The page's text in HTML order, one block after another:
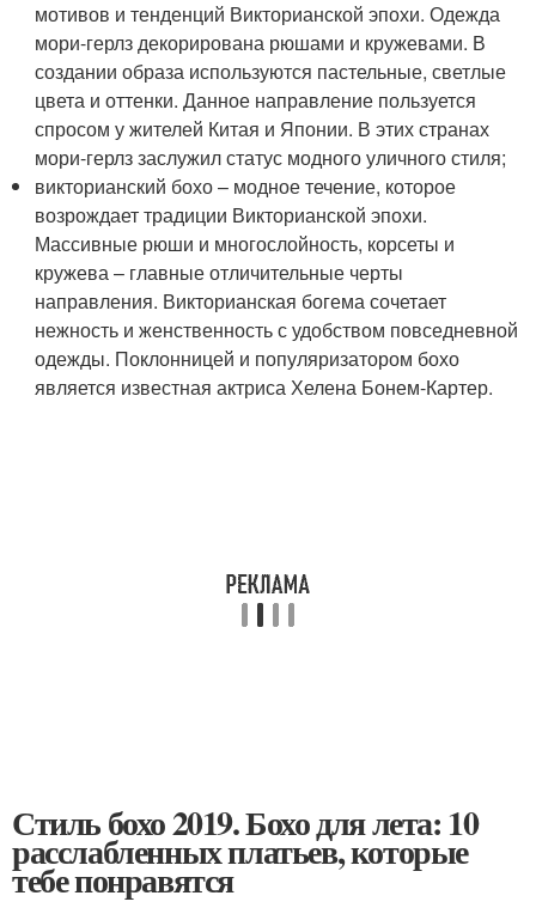
мотивов и тенденций Викторианской эпохи. Одежда
мори-герлз декорирована рюшами и кружевами. В
создании образа используются пастельные, светлые
цвета и оттенки. Данное направление пользуется
спросом у жителей Китая и Японии. В этих странах
мори-герлз заслужил статус модного уличного стиля;
викторианский бохо – модное течение, которое
возрождает традиции Викторианской эпохи.
Массивные рюши и многослойность, корсеты и
кружева – главные отличительные черты
направления. Викторианская богема сочетает
нежность и женственность с удобством повседневной
одежды. Поклонницей и популяризатором бохо
является известная актриса Хелена Бонем-Картер.
Стиль бохо 2019. Бохо для лета: 10
расслабленных платьев, которые
тебе понравятся